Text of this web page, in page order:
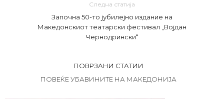
Следна статија
Започна 50-то јубилејно издание на
Македонскиот театарски фестивал „Војдан
Чернодрински“
ПОВРЗАНИ СТАТИИ
ПОВЕЌЕ УБАВИНИТЕ НА МАКЕДОНИЈА